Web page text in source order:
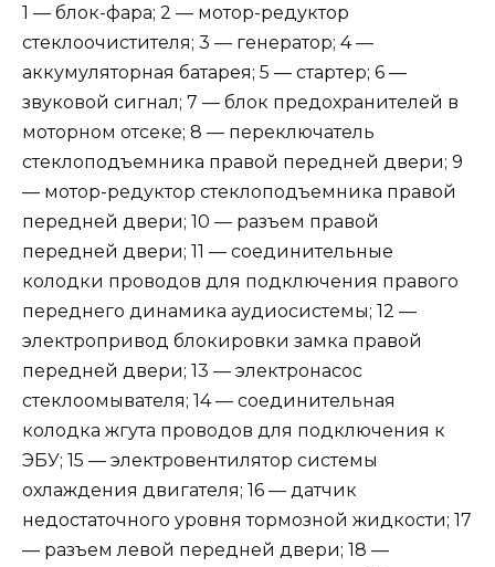
1 — блок-фара; 2 — мотор-редуктор
стеклоочистителя; 3 — генератор; 4 —
аккумуляторная батарея; 5 — стартер; 6 —
звуковой сигнал; 7 — блок предохранителей в
моторном отсеке; 8 — переключатель
стеклоподъемника правой передней двери; 9
— мотор-редуктор стеклоподъемника правой
передней двери; 10 — разъем правой
передней двери; 11 — соединительные
колодки проводов для подключения правого
переднего динамика аудиосистемы; 12 —
электропривод блокировки замка правой
передней двери; 13 — электронасос
стеклоомывателя; 14 — соединительная
колодка жгута проводов для подключения к
ЭБУ; 15 — электровентилятор системы
охлаждения двигателя; 16 — датчик
недостаточного уровня тормозной жидкости; 17
— разъем левой передней двери; 18 —